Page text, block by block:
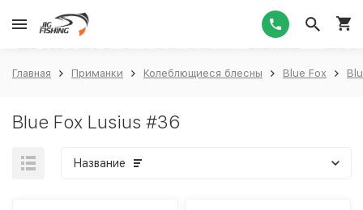
Главная Приманки Колеблющиеся блесны Blue Fox
Blue Fox Lusius #36
Название